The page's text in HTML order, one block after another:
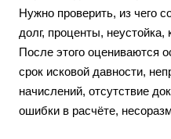
Нужно проверить, из чего
долг, проценты,
После этого оцениваются
срок исковой давности,
начислений, отсутствие
ошибки в расчёте,